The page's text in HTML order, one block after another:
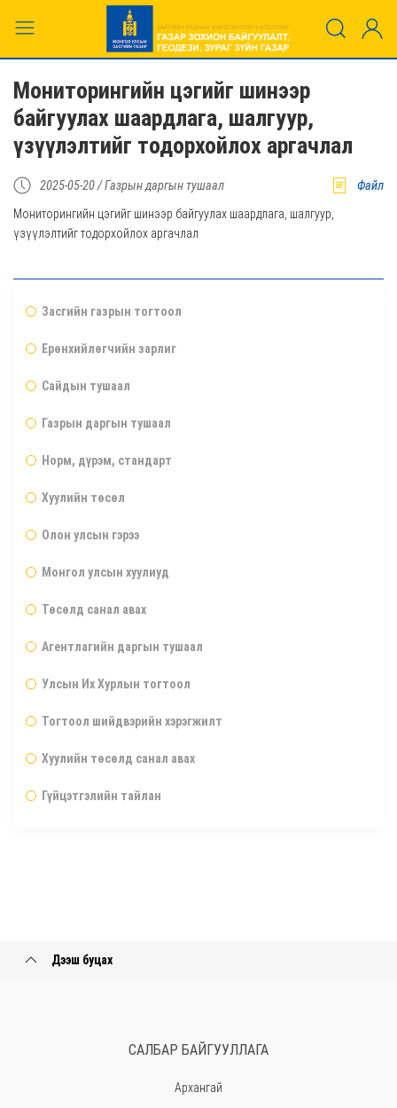
Мониторингийн цэгийг шинээр
байгуулах шаардлага, шалгуур,
үзүүлэлтийг тодорхойлох аргачлал
2025-05-20 /Газрын даргын тушаал Файл
Мониторингийн цэгийг шинээр байгуулах шаардлага, шалгуур,
үзүүлэлтийг тодорхойлох аргачлал
Засгийн газрын тогтоол
Ерөнхийлөгчийн зарлиг
Сайдын тушаал
Газрын даргын тушаал
Норм, дүрэм, стандарт
Хуулийн төсөл
Олон улсын гэрээ
Монгол улсын хуулиуд
Төсөлд санал авах
Агентлагийн даргын тушаал
Улсын Их Хурлын тогтоол
Тогтоол шийдвэрийн хэрэгжилт
Хуулийн төсөлд санал авах
Гүйцэтгэлийн тайлан
Дээш буцах
САЛБАР БАЙГУУЛЛАГА
Архангай